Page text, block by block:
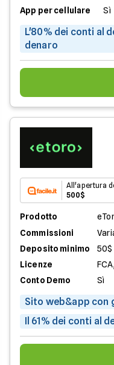
App per cellulare
Sì
L'80% dei conti al
denaro
All'apertura
500$
Prodotto
Commissioni
Deposito minimo
50$
Licenze
Conto Demo
Sì
Sito web&app con
Il 61% dei conti al